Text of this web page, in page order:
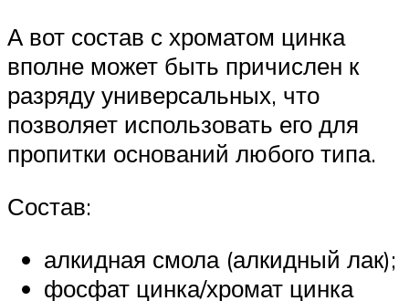
А вот состав с хроматом цинка
вполне может быть причислен к
разряду универсальных, что
позволяет использовать его для
пропитки оснований любого типа.
Состав:
алкидная смола (алкидный лак);
фосфат цинка/хромат цинка